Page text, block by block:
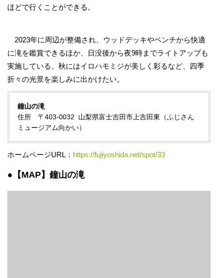
ほどで行くことができる。
2023年に周辺が整備され、ウッドデッキやベンチから快適
に滝を鑑賞できるほか、日没後から夜9時までライトアップも
実施している。秋にはイロハモミジが美しく彩るなど、四季
折々の光景を楽しみに出かけたい。
鐘山の滝
住所 〒403-0032 山梨県富士吉田市上吉田東（ふじさん
ミュージアム向かい）
ホームページURL： https://fujiyoshida.net/spot/33
●【MAP】鐘山の滝